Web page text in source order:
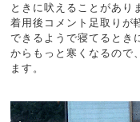
ときに吠えることがあり
着用後コメント足取りが
できるようで寝てるとき
からもっと寒くなるので
ます。